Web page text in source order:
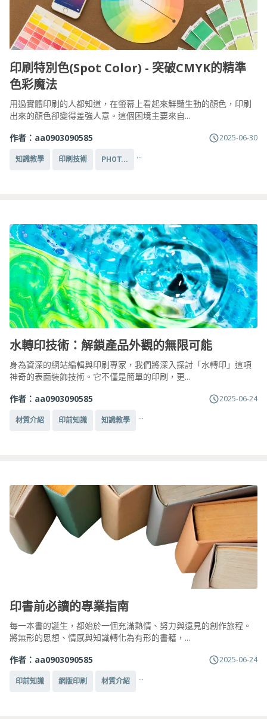
印刷特別色(Spot Color) - 突破CMYK的精準
色彩魔法
用過實體印刷的人都知道，在螢幕上看起來鮮豔生動的顏色，印刷
出來的顏色卻變得差強人意。這個困境主要來自...
作者： aa0903090585 2025-06-30
知識教學 印刷技術 PHOT... ...
水轉印技術：解鎖產品外觀的無限可能
身為資深的網站編輯與印刷專家，我們將深入探討「水轉印」這項
神奇的表面裝飾技術。它不僅是簡單的印刷，更...
作者： aa0903090585 2025-06-24
材質介紹 印前知識 知識教學 ...
印書前必讀的專業指南
每一本書的誕生，都始於一個充滿熱情、努力與遠見的創作旅程。
將無形的思想、情感與知識轉化為有形的書籍，...
作者： aa0903090585 2025-06-24
印前知識 網版印刷 材質介紹 ...